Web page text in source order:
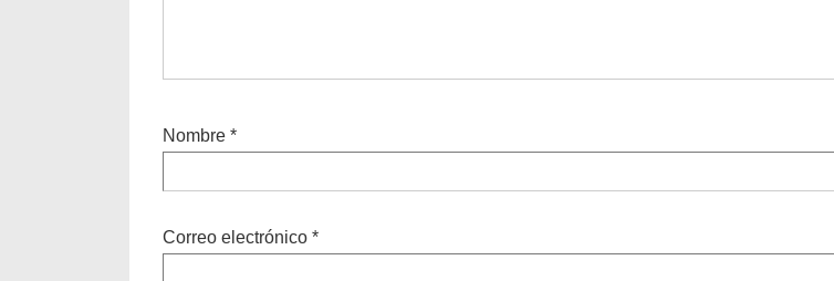
Nombre *
Correo electrónico *